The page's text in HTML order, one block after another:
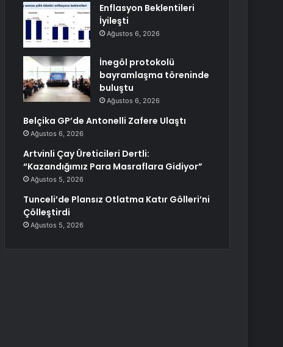
Enflasyon Beklentileri
İyileşti
Ağustos 6, 2026
İnegöl protokolü
bayramlaşma töreninde
buluştu
Ağustos 6, 2026
Belçika GP’de Antonelli Zafere Ulaştı
Ağustos 6, 2026
Artvinli Çay Üreticileri Dertli:
“Kazandığımız Para Masraflara Gidiyor”
Ağustos 5, 2026
Tunceli’de Plansız Otlatma Katır Gölleri’ni
Çölleştirdi
Ağustos 5, 2026